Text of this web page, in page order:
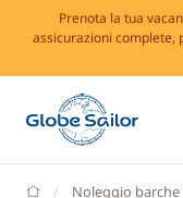
Prenota la tua
assicurazioni complete,
GlobeSailor
Noleggio barche